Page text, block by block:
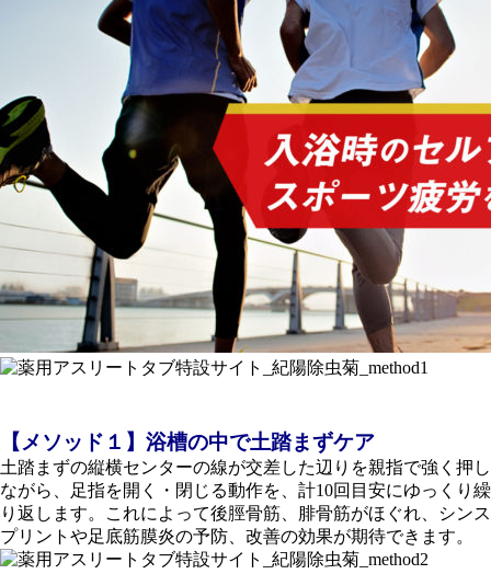
【メソッド１】浴槽の中で土踏まずケア
土踏まずの縦横センターの線が交差した辺りを親指で強く押し
ながら、足指を開く・閉じる動作を、計10回目安にゆっくり繰
り返します。これによって後脛骨筋、腓骨筋がほぐれ、シンス
プリントや足底筋膜炎の予防、改善の効果が期待できます。